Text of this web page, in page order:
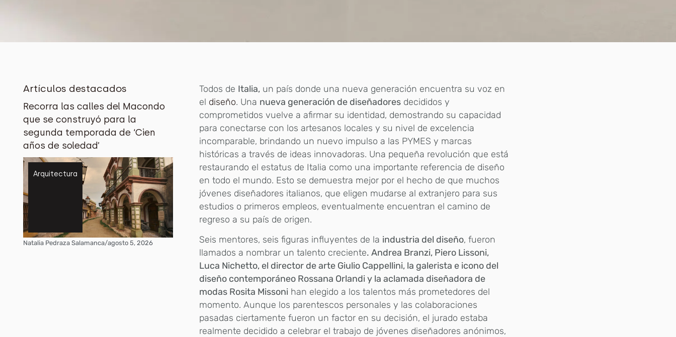
Artículos destacados
Recorra las calles del Macondo
que se construyó para la
segunda temporada de ‘Cien
años de soledad’
Arquitectura
Natalia Pedraza Salamanca/agosto 5, 2026
Todos de Italia, un país donde una nueva generación encuentra su voz en
el diseño. Una nueva generación de diseñadores decididos y
comprometidos vuelve a afirmar su identidad, demostrando su capacidad
para conectarse con los artesanos locales y su nivel de excelencia
incomparable, brindando un nuevo impulso a las PYMES y marcas
históricas a través de ideas innovadoras. Una pequeña revolución que está
restaurando el estatus de Italia como una importante referencia de diseño
en todo el mundo. Esto se demuestra mejor por el hecho de que muchos
jóvenes diseñadores italianos, que eligen mudarse al extranjero para sus
estudios o primeros empleos, eventualmente encuentran el camino de
regreso a su país de origen.
Seis mentores, seis figuras influyentes de la industria del diseño, fueron
llamados a nombrar un talento creciente. Andrea Branzi, Piero Lissoni,
Luca Nichetto, el director de arte Giulio Cappellini, la galerista e icono del
diseño contemporáneo Rossana Orlandi y la aclamada diseñadora de
modas Rosita Missoni han elegido a los talentos más prometedores del
momento. Aunque los parentescos personales y las colaboraciones
pasadas ciertamente fueron un factor en su decisión, el jurado estaba
realmente decidido a celebrar el trabajo de jóvenes diseñadores anónimos,